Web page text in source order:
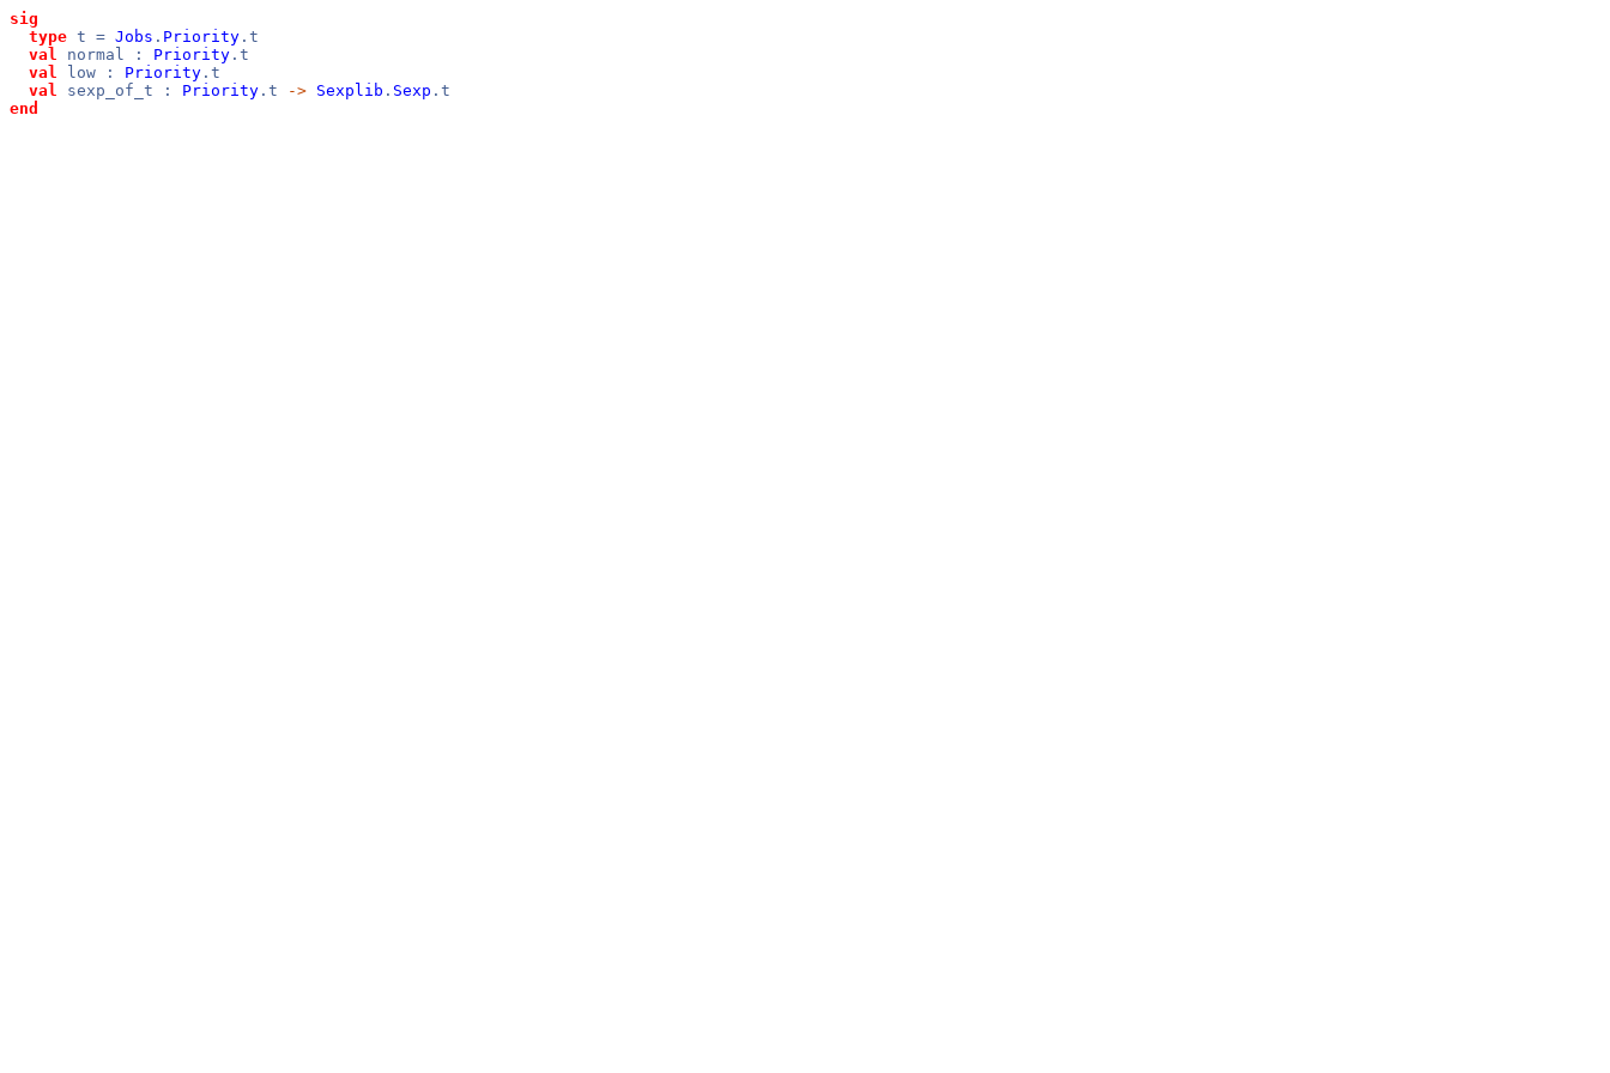
sig
type t = Jobs . Priority .t
val normal : Priority .t
val low : Priority .t
val sexp_of_t : Priority .t -> Sexplib . Sexp .t
end